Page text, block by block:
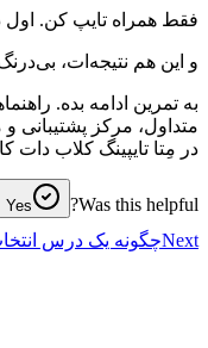
فقط همراه تایپ کن.
و این هم نتیجه‌ات،
به تمرین ادامه بده.
متداول، مرکز پشتیبانی
در مِتا تایپینگ کلاب دات
Was this helpful?
Yes
Nextچگونه یک درس